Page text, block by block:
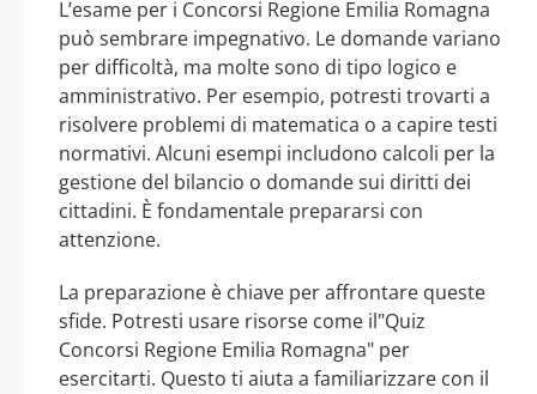
L’esame per i Concorsi Regione Emilia Romagna
può sembrare impegnativo. Le domande variano
per difficoltà, ma molte sono di tipo logico e
amministrativo. Per esempio, potresti trovarti a
risolvere problemi di matematica o a capire testi
normativi. Alcuni esempi includono calcoli per la
gestione del bilancio o domande sui diritti dei
cittadini. È fondamentale prepararsi con
attenzione.
La preparazione è chiave per affrontare queste
sfide. Potresti usare risorse come il"Quiz
Concorsi Regione Emilia Romagna" per
esercitarti. Questo ti aiuta a familiarizzare con il